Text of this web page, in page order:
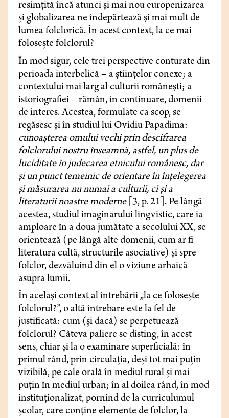
resimțită încă atunci și mai nou europenizarea
și globalizarea ne îndepărtează și mai mult de
lumea folclorică. În acest context, la ce mai
folosește folclorul?
În mod sigur, cele trei perspective conturate din
perioada interbelică – a științelor conexe; a
contextului mai larg al culturii româneşti; a
istoriografiei – rămân, în continuare, domenii
de interes. Acestea, formulate ca scop, se
regăsesc și în studiul lui Ovidiu Papadima:
cunoașterea omului vechi prin descifrarea
folclorului nostru înseamnă, astfel, un plus de
luciditate în judecarea etnicului românesc, dar
și un punct temeinic de orientare în înțelegerea
și măsurarea nu numai a culturii, ci și a
literaturii noastre moderne[3, p. 21]. Pe lângă
acestea, studiul imaginarului lingvistic, care ia
amploare în a doua jumătate a secolului XX, se
orientează (pe lângă alte domenii, cum ar fi
literatura cultă, structurile asociative) și spre
folclor, dezvăluind din el o viziune arhaică
asupra lumii.
În același context al întrebării „la ce folosește
folclorul?”, o altă întrebare este la fel de
justificată: cum (și dacă) se perpetuează
folclorul? Câteva paliere se disting, în acest
sens, chiar și la o examinare superficială: în
primul rând, prin circulația, deși tot mai puțin
vizibilă, pe cale orală în mediul rural și mai
puțin în mediul urban; în al doilea rând, în mod
instituționalizat, pornind de la curriculumul
școlar, care conține elemente de folclor, la